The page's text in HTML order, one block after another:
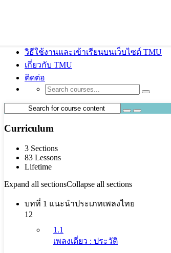
วิธีใช้งานและเข้าเรียนบนเว็บไซต์ TMU
เกี่ยวกับ TMU
ติดต่อ
Curriculum
3 Sections
83 Lessons
Lifetime
Expand all sectionsCollapse all sections
บทที่ 1 แนะนำประเภทเพลงไทย
12
1.1
เพลงเดี่ยว : ประวัติ